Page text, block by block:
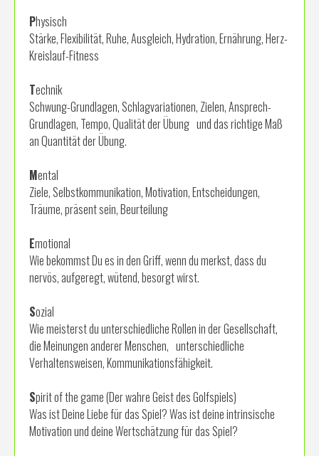
Physisch
Stärke, Flexibilität, Ruhe, Ausgleich, Hydration, Ernährung, Herz-
Kreislauf-Fitness
Technik
Schwung-Grundlagen, Schlagvariationen, Zielen, Ansprech-
Grundlagen, Tempo, Qualität der Übung und das richtige Maß
an Quantität der Übung.
Mental
Ziele, Selbstkommunikation, Motivation, Entscheidungen,
Träume, präsent sein, Beurteilung
Emotional
Wie bekommst Du es in den Griff, wenn du merkst, dass du
nervös, aufgeregt, wütend, besorgt wirst.
Sozial
Wie meisterst du unterschiedliche Rollen in der Gesellschaft,
die Meinungen anderer Menschen, unterschiedliche
Verhaltensweisen, Kommunikationsfähigkeit.
Spirit of the game (Der wahre Geist des Golfspiels)
Was ist Deine Liebe für das Spiel? Was ist deine intrinsische
Motivation und deine Wertschätzung für das Spiel?